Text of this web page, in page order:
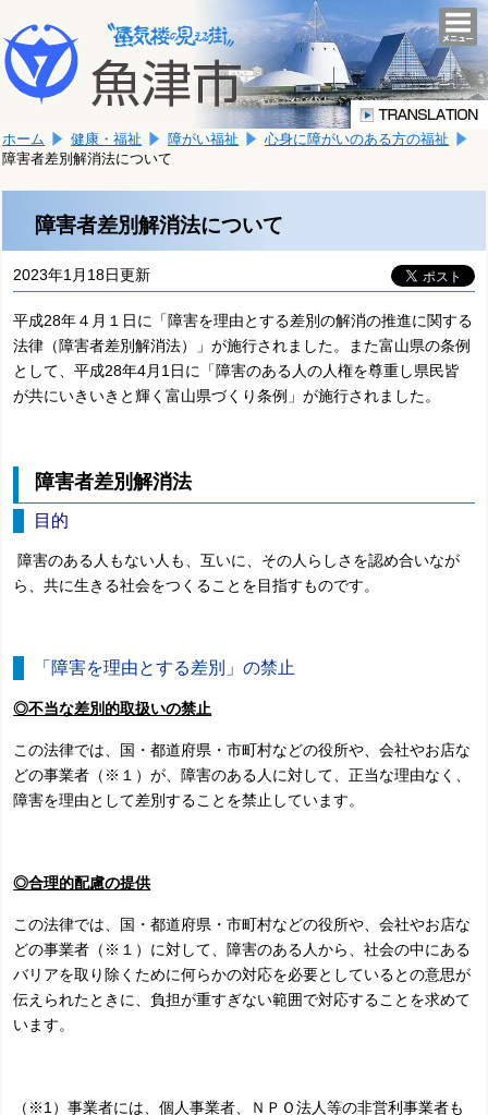
文
へ
移
ま
す。
こ
か
文
で
す。
ホーム 健康・福祉 障がい福祉
心身に障がいのある方の福祉
障害者差別解消法について
障害者差別解消法について
2023年1月18日更新
平成28年４月１日に「障害を理由とする差別の解消の推進に関する
法律（障害者差別解消法）」が施行されました。また富山県の条例
として、平成28年4月1日に「障害のある人の人権を尊重し県民皆
が共にいきいきと輝く富山県づくり条例」が施行されました。
障害者差別解消法
目的
障害のある人もない人も、互いに、その人らしさを認め合いなが
ら、共に生きる社会をつくることを目指すものです。
「障害を理由とする差別」の禁止
◎不当な差別的取扱いの禁止
この法律では、国・都道府県・市町村などの役所や、会社やお店な
どの事業者（※１）が、障害のある人に対して、正当な理由なく、
障害を理由として差別することを禁止しています。
◎合理的配慮の提供
この法律では、国・都道府県・市町村などの役所や、会社やお店な
どの事業者（※１）に対して、障害のある人から、社会の中にある
バリアを取り除くために何らかの対応を必要としているとの意思が
伝えられたときに、負担が重すぎない範囲で対応することを求めて
います。
（※1）事業者には、個人事業者、ＮＰＯ法人等の非営利事業者も